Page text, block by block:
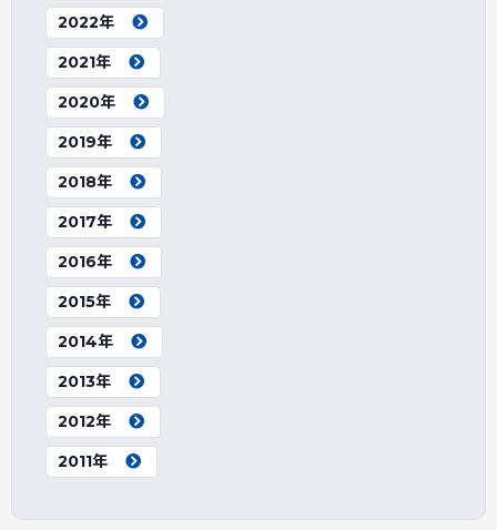
2022年
2021年
2020年
2019年
2018年
2017年
2016年
2015年
2014年
2013年
2012年
2011年